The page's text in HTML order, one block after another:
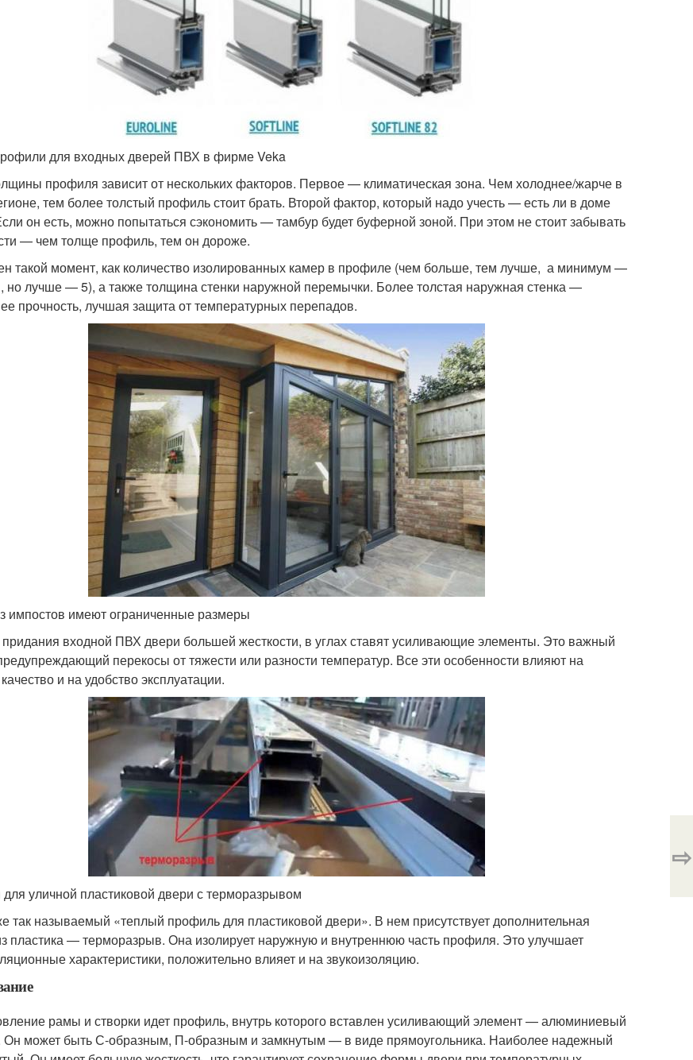
для входных дверей ПВХ в фирме Veka
профиля зависит от нескольких факторов. Первое — климатическая зона. Чем холоднее/жарче в
тем более толстый профиль стоит брать. Второй фактор, который надо учесть — есть ли в доме
он есть, можно попытаться сэкономить — тамбур будет буферной зоной. При этом не стоит забывать
— чем толще профиль, тем он дороже.
такой момент, как количество изолированных камер в профиле (чем больше, тем лучше, а минимум —
но лучше — 5), а также толщина стенки наружной перемычки. Более толстая наружная стенка —
прочность, лучшая защита от температурных перепадов.
импостов имеют ограниченные размеры
входной ПВХ двери большей жесткости, в углах ставят усиливающие элементы. Это важный
перекосы от тяжести или разности температур. Все эти особенности влияют на
и на удобство эксплуатации.
уличной пластиковой двери с терморазрывом
так называемый «теплый профиль для пластиковой двери». В нем присутствует дополнительная
пластика — терморазрыв. Она изолирует наружную и внутреннюю часть профиля. Это улучшает
характеристики, положительно влияет и на звукоизоляцию.
рамы и створки идет профиль, внутрь которого вставлен усиливающий элемент — алюминиевый
Он может быть С-образным, П-образным и замкнутым — в виде прямоугольника. Наиболее надежный
⇨